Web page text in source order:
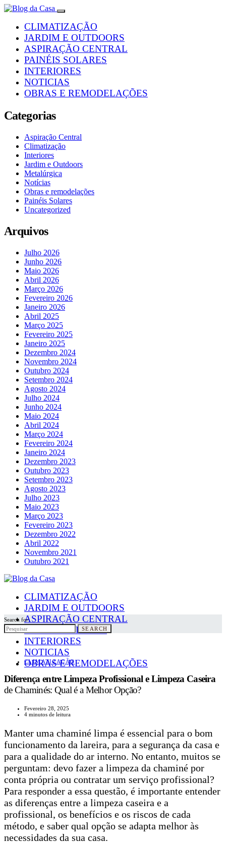
CLIMATIZAÇÃO
JARDIM E OUTDOORS
ASPIRAÇÃO CENTRAL
PAINÉIS SOLARES
INTERIORES
NOTICIAS
OBRAS E REMODELAÇÕES
Categorias
Aspiração Central
Climatização
Interiores
Jardim e Outdoors
Metalúrgica
Notícias
Obras e remodelações
Painéis Solares
Uncategorized
Arquivos
Julho 2026
Junho 2026
Maio 2026
Abril 2026
Março 2026
Fevereiro 2026
Janeiro 2026
Abril 2025
Março 2025
Fevereiro 2025
Janeiro 2025
Dezembro 2024
Novembro 2024
Outubro 2024
Setembro 2024
Agosto 2024
Julho 2024
Junho 2024
Maio 2024
Abril 2024
Março 2024
Fevereiro 2024
Janeiro 2024
Dezembro 2023
Outubro 2023
Setembro 2023
Agosto 2023
Julho 2023
Maio 2023
Março 2023
Fevereiro 2023
Dezembro 2022
Abril 2022
Novembro 2021
Outubro 2021
CLIMATIZAÇÃO
JARDIM E OUTDOORS
ASPIRAÇÃO CENTRAL
PAINÉIS SOLARES
INTERIORES
NOTICIAS
OBRAS E REMODELAÇÕES
Search for:
SEARCH
CLIMATIZAÇÃO
Diferença entre Limpeza Profissional e Limpeza Caseira
de Chaminés: Qual é a Melhor Opção?
Fevereiro 28, 2025
4 minutos de leitura
Manter uma chaminé limpa é essencial para o bom
funcionamento da lareira, para a segurança da casa e
para a qualidade do ar interno. No entanto, muitos se
perguntam: devo fazer a limpeza da chaminé por
conta própria ou contratar um serviço profissional?
Para responder a essa questão, é importante entender
as diferenças entre a limpeza caseira e a
profissional, os benefícios e os riscos de cada
método, e saber qual opção se adapta melhor às
necessidades da sua casa.